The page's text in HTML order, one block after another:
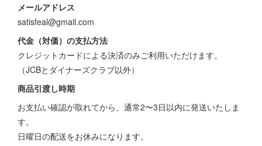
メールアドレス
satisfeal@gmail.com
代金（対価）の支払方法
クレジットカードによる決済のみご利用いただけます。
（JCBとダイナーズクラブ以外）
商品引渡し時期
お支払い確認が取れてから、通常2〜3日以内に発送いたしま
す。
日曜日の配送をお休みになります。